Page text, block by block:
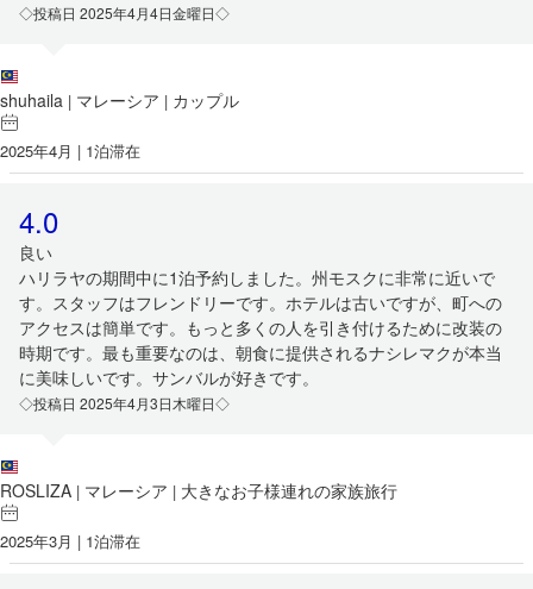
◇投稿日 2025年4月4日金曜日◇
shuhaila | マレーシア | カップル
2025年4月 | 1泊滞在
4.0
良い
ハリラヤの期間中に1泊予約しました。州モスクに非常に近いで
す。スタッフはフレンドリーです。ホテルは古いですが、町への
アクセスは簡単です。もっと多くの人を引き付けるために改装の
時期です。最も重要なのは、朝食に提供されるナシレマクが本当
に美味しいです。サンバルが好きです。
◇投稿日 2025年4月3日木曜日◇
ROSLIZA | マレーシア | 大きなお子様連れの家族旅行
2025年3月 | 1泊滞在